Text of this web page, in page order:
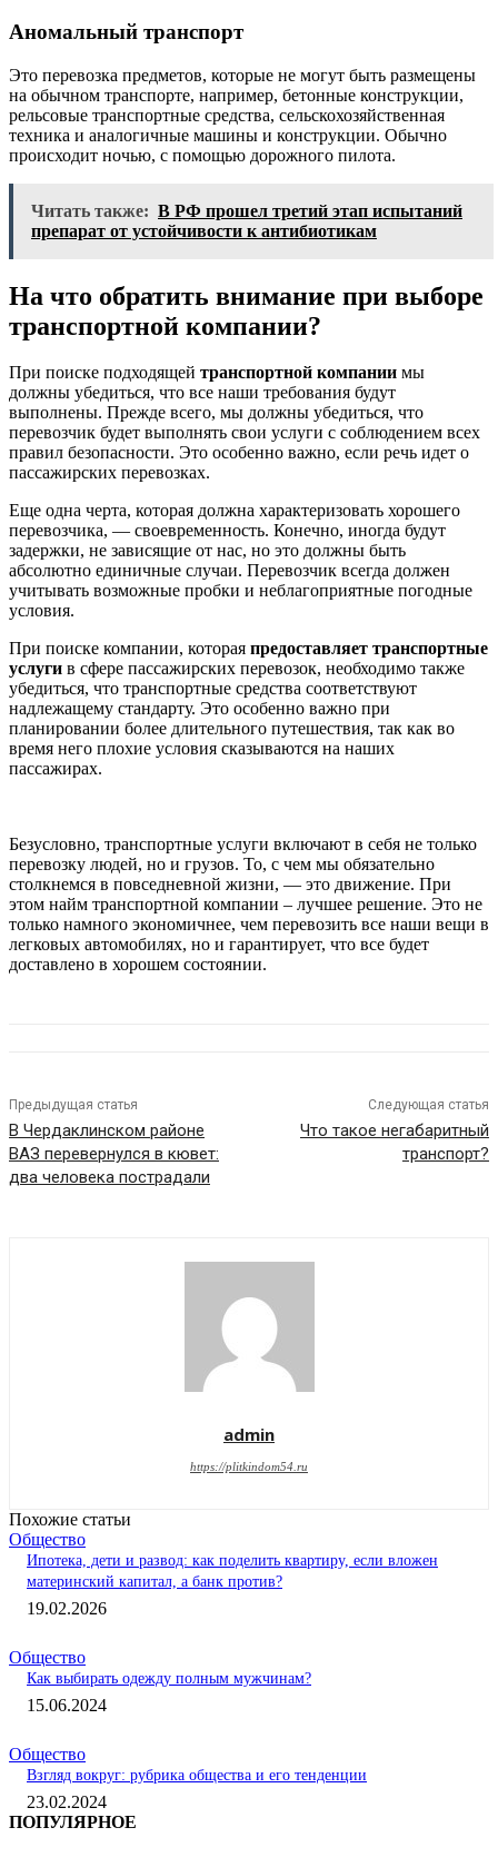
Аномальный транспорт
Это перевозка предметов, которые не могут быть размещены
на обычном транспорте, например, бетонные конструкции,
рельсовые транспортные средства, сельскохозяйственная
техника и аналогичные машины и конструкции. Обычно
происходит ночью, с помощью дорожного пилота.
Читать также: В РФ прошел третий этап испытаний
препарат от устойчивости к антибиотикам
На что обратить внимание при выборе
транспортной компании?
При поиске подходящей транспортной компании мы
должны убедиться, что все наши требования будут
выполнены. Прежде всего, мы должны убедиться, что
перевозчик будет выполнять свои услуги с соблюдением всех
правил безопасности. Это особенно важно, если речь идет о
пассажирских перевозках.
Еще одна черта, которая должна характеризовать хорошего
перевозчика, — своевременность. Конечно, иногда будут
задержки, не зависящие от нас, но это должны быть
абсолютно единичные случаи. Перевозчик всегда должен
учитывать возможные пробки и неблагоприятные погодные
условия.
При поиске компании, которая предоставляет транспортные
услуги в сфере пассажирских перевозок, необходимо также
убедиться, что транспортные средства соответствуют
надлежащему стандарту. Это особенно важно при
планировании более длительного путешествия, так как во
время него плохие условия сказываются на наших
пассажирах.
Безусловно, транспортные услуги включают в себя не только
перевозку людей, но и грузов. То, с чем мы обязательно
столкнемся в повседневной жизни, — это движение. При
этом найм транспортной компании – лучшее решение. Это не
только намного экономичнее, чем перевозить все наши вещи в
легковых автомобилях, но и гарантирует, что все будет
доставлено в хорошем состоянии.
Предыдущая статья
В Чердаклинском районе
ВАЗ перевернулся в кювет:
два человека пострадали
Следующая статья
Что такое негабаритный
транспорт?
admin
https://plitkindom54.ru
Похожие статьи
Общество
Ипотека, дети и развод: как поделить квартиру, если вложен
материнский капитал, а банк против?
19.02.2026
Общество
Как выбирать одежду полным мужчинам?
15.06.2024
Общество
Взгляд вокруг: рубрика общества и его тенденции
23.02.2024
ПОПУЛЯРНОЕ